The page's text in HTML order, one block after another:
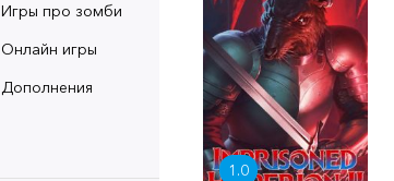
Игры про зомби
Онлайн игры
Дополнения
1.0